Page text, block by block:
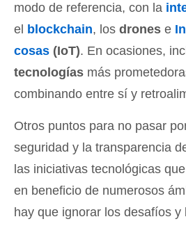
modo de referencia, con la
el blockchain, los drones e
cosas (IoT). En ocasiones,
tecnologías más
combinando entre sí y
Otros puntos para no pasar
seguridad y la transparencia
las iniciativas tecnológicas
en beneficio de numerosos
hay que ignorar los desafíos